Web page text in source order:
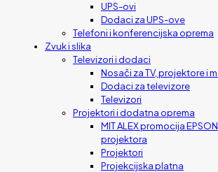
UPS-ovi
Dodaci za UPS-ove
Telefoni i konferencijska oprema
Zvuk i slika
Televizori i dodaci
Nosači za TV, projektore i
Dodaci za televizore
Televizori
Projektori i dodatna oprema
MIT ALEX promocija EPSON
projektora
Projektori
Projekcijska platna